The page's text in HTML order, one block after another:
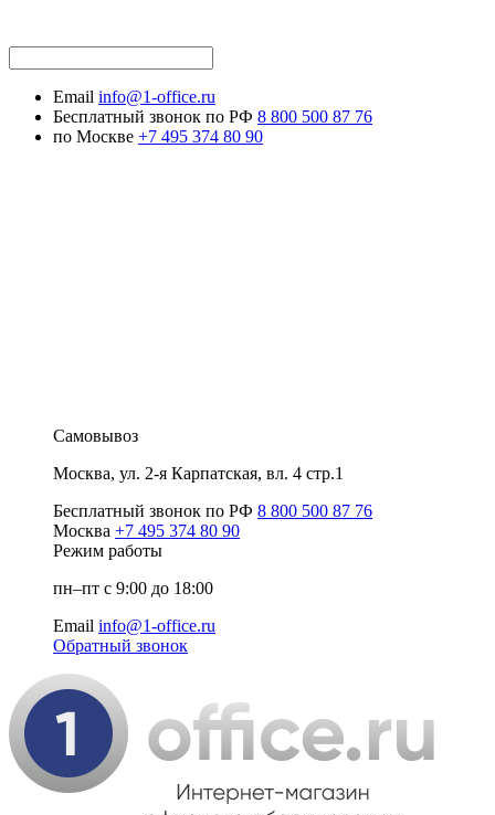
Email info@1-office.ru
Бесплатный звонок по РФ 8 800 500 87 76
по Москве +7 495 374 80 90
Самовывоз
Москва, ул. 2-я Карпатская, вл. 4 стр.1
Бесплатный звонок по РФ 8 800 500 87 76
Москва +7 495 374 80 90
Режим работы
пн–пт с 9:00 до 18:00
Email info@1-office.ru
Обратный звонок